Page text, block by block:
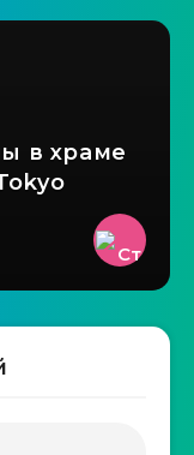
в храме